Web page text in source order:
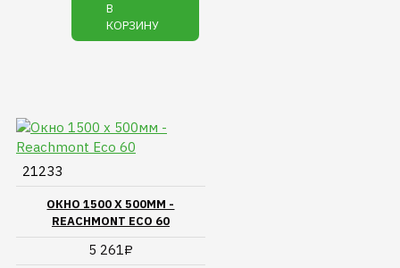
В
КОРЗИНУ
21233
ОКНО 1500 Х 500ММ -
REACHMONT ECO 60
5 261₽